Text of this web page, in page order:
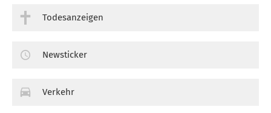
Todesanzeigen
Newsticker
Verkehr